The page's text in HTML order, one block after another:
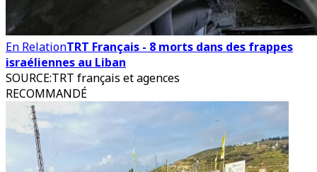
En RelationTRT Français - 8 morts dans des frappes
israéliennes au Liban
SOURCE:TRT français et agences
RECOMMANDÉ